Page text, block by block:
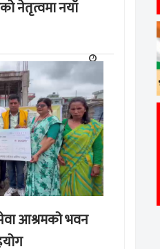
नेतृत्वमा नयाँ
आश्रमको भवन